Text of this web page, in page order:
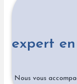
expert
Nous vous